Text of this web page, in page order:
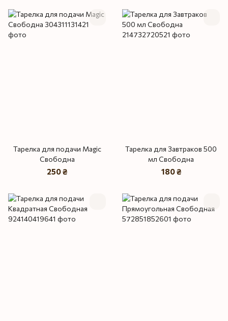
Тарелка для подачи Magic
Свободна
250 ₴
Тарелка для Завтраков 500
мл Свободна
180 ₴